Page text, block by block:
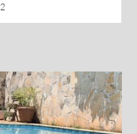
banheiros
2